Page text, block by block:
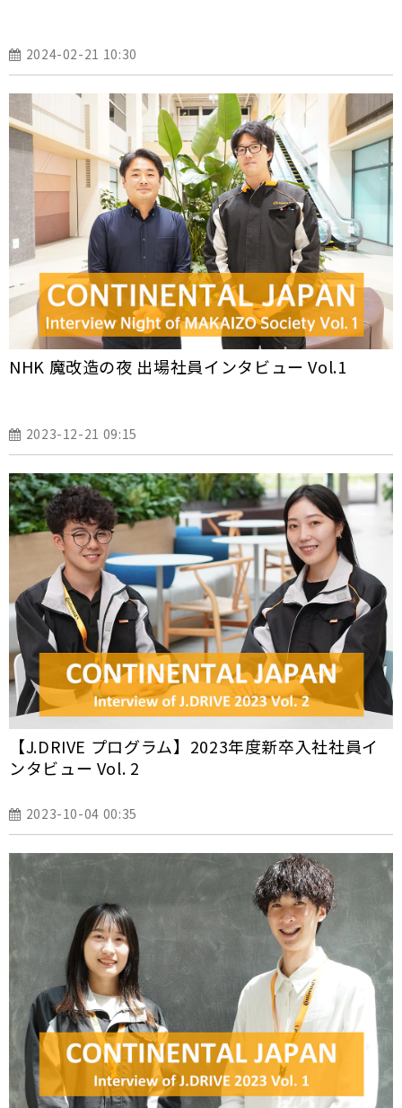
2024-02-21 10:30
NHK 魔改造の夜 出場社員インタビュー Vol.1
2023-12-21 09:15
【J.DRIVE プログラム】2023年度新卒入社社員イ
ンタビュー Vol. 2
2023-10-04 00:35